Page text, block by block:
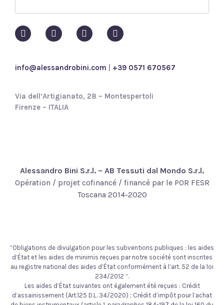
i
c
info@alessandrobini.com +39 0571 670567
Via dell’Artigianato, 28 – Montespertoli
Firenze – ITALIA
Alessandro Bini S.r.l. – AB Tessuti dal Mondo S.r.l.
Opération / projet cofinancé / financé par le POR FESR
Toscana 2014-2020
“Obligations de divulgation pour les subventions publiques : les aides
d’État et les aides de minimis reçues par notre société sont inscrites
au registre national des aides d’État conformément à l’art. 52 de la loi
234/2012 “.
Les aides d’État suivantes ont également été reçues : Crédit
d’assainissement (Art.125 D.L. 34/2020) ; Crédit d’impôt pour l’achat